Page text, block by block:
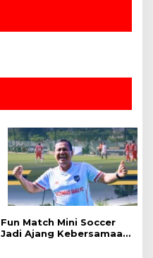
Fun Match Mini Soccer
Jadi Ajang Kebersamaan